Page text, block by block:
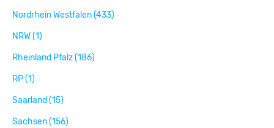
Nordrhein Westfalen (433)
NRW (1)
Rheinland Pfalz (186)
RP (1)
Saarland (15)
Sachsen (156)